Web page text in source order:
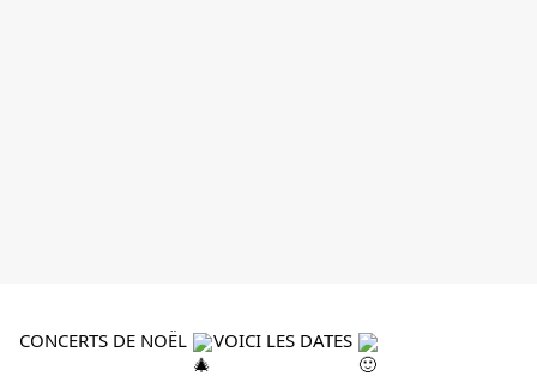
CONCERTS DE NOËL VOICI LES DATES